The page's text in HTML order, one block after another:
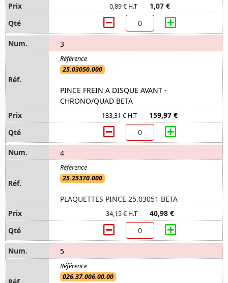
0,89 € H.T 1,07 €
3
25.03050.000
PINCE FREIN A DISQUE AVANT -
CHRONO/QUAD BETA
133,31 € H.T 159,97 €
4
25.25370.000
PLAQUETTES PINCE 25.03051 BETA
34,15 € H.T 40,98 €
5
026.37.006.00.00